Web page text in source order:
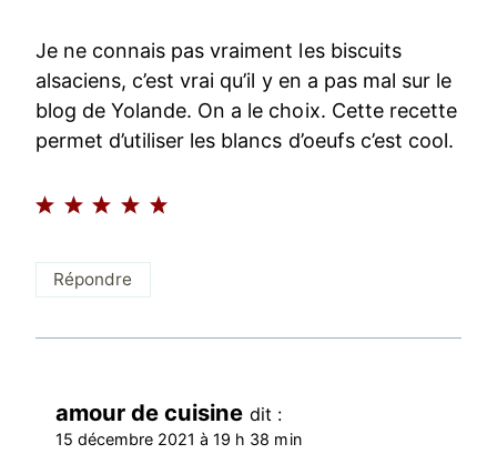
Je ne connais pas vraiment les biscuits
alsaciens, c’est vrai qu’il y en a pas mal sur le
blog de Yolande. On a le choix. Cette recette
permet d’utiliser les blancs d’oeufs c’est cool.
Répondre
amour de cuisine dit :
15 décembre 2021 à 19 h 38 min